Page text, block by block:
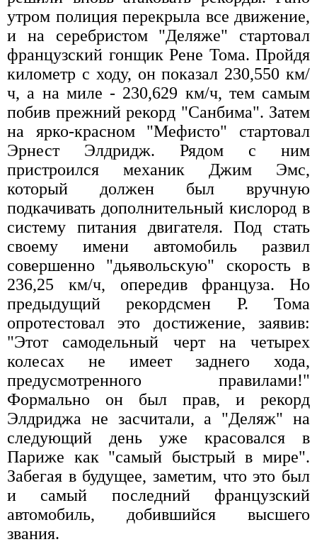
утром полиция перекрыла все движение,
и на серебристом "Деляже" стартовал
французский гонщик Рене Тома. Пройдя
километр с ходу, он показал 230,550 км/
ч, а на миле - 230,629 км/ч, тем самым
побив прежний рекорд "Санбима". Затем
на ярко-красном "Мефисто" стартовал
Эрнест Элдридж. Рядом с ним
пристроился механик Джим Эмс,
который должен был вручную
подкачивать дополнительный кислород в
систему питания двигателя. Под стать
своему имени автомобиль развил
совершенно "дьявольскую" скорость в
236,25 км/ч, опередив француза. Но
предыдущий рекордсмен Р. Тома
опротестовал это достижение, заявив:
"Этот самодельный черт на четырех
колесах не имеет заднего хода,
предусмотренного правилами!"
Формально он был прав, и рекорд
Элдриджа не засчитали, а "Деляж" на
следующий день уже красовался в
Париже как "самый быстрый в мире".
Забегая в будущее, заметим, что это был
и самый последний французский
автомобиль, добившийся высшего
звания.